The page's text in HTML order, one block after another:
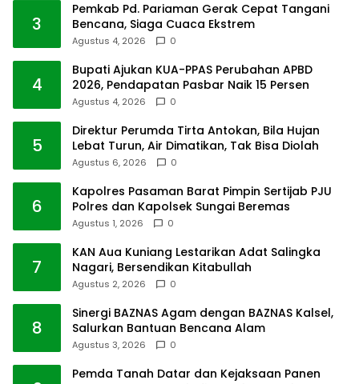
3
Pemkab Pd. Pariaman Gerak Cepat Tangani
Bencana, Siaga Cuaca Ekstrem
Agustus 4, 2026 0
4
Bupati Ajukan KUA-PPAS Perubahan APBD
2026, Pendapatan Pasbar Naik 15 Persen
Agustus 4, 2026 0
5
Direktur Perumda Tirta Antokan, Bila Hujan
Lebat Turun, Air Dimatikan, Tak Bisa Diolah
Agustus 6, 2026 0
6
Kapolres Pasaman Barat Pimpin Sertijab PJU
Polres dan Kapolsek Sungai Beremas
Agustus 1, 2026 0
7
KAN Aua Kuniang Lestarikan Adat Salingka
Nagari, Bersendikan Kitabullah
Agustus 2, 2026 0
8
Sinergi BAZNAS Agam dengan BAZNAS Kalsel,
Salurkan Bantuan Bencana Alam
Agustus 3, 2026 0
Pemda Tanah Datar dan Kejaksaan Panen